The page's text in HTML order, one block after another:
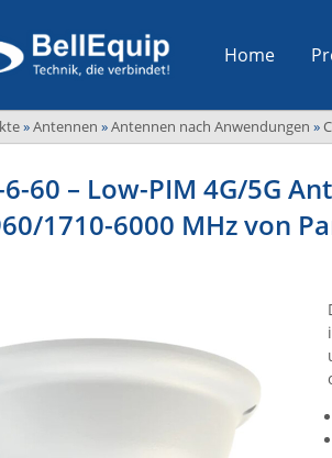
Home
»Antennen »Antennen nach Anwendungen »
6-60 – Low-PIM 4G/5G
1710-6000 MHz von